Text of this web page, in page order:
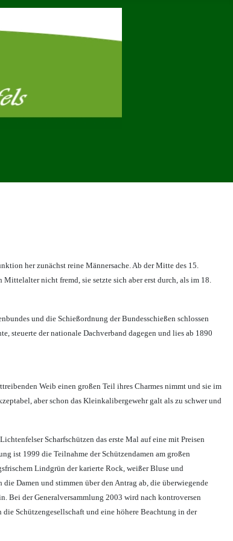
her zunächst reine Männersache. Ab der Mitte des 15.
nicht fremd, sie setzte sich aber erst durch, als im 18.
und die Schießordnung der Bundesschießen schlossen
steuerte der nationale Dachverband dagegen und lies ab 1890
Weib einen großen Teil ihres Charmes nimmt und sie im
aber schon das Kleinkalibergewehr galt als zu schwer und
Scharfschützen das erste Mal auf eine mit Preisen
ist 1999 die Teilnahme der Schützendamen am großen
Lindgrün der karierte Rock, weißer Bluse und
Damen und stimmen über den Antrag ab, die überwiegende
Bei der Generalversammlung 2003 wird nach kontroversen
Schützengesellschaft und eine höhere Beachtung in der